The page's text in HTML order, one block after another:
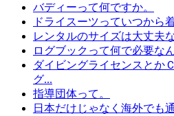
バディーって何ですか。
ドライスーツっていつから
レンタルのサイズは大丈夫な
ログブックって何で必要な
ダイビングライセンスとか
グ...
指導団体って。
日本だけじゃなく海外でも